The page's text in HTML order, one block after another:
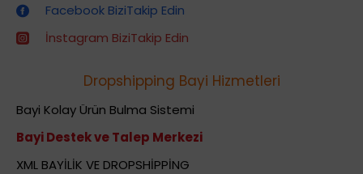
Facebook BiziTakip Edin
İnstagram BiziTakip Edin
Dropshipping Bayi Hizmetleri
Bayi Kolay Ürün Bulma Sistemi
Bayi Destek ve Talep Merkezi
XML BAYİLİK VE DROPSHİPPİNG